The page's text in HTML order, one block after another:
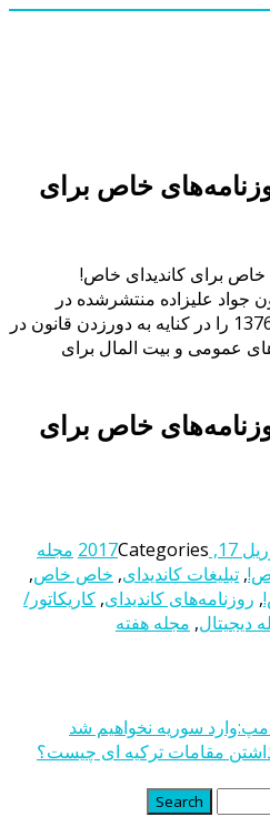
خاص برای
خاص برای کاندیدای خاص!
جواد علیزاده منتشرشده در
ماهنامه طنز و کاریکاتور سال 1376 را در کنایه به دورزدن قانون در
عمومی و بیت المال برای
خاص برای
17, 2017
Categories
مجله
, تبلیغات کاندیدای, خاص خاص,
, روزنامه‌های کاندیدای, کاریکاتور/
دیجیتال, مجله هفته
سوریه نخواهیم شد
مقامات ترکیه ای چیست؟
Search